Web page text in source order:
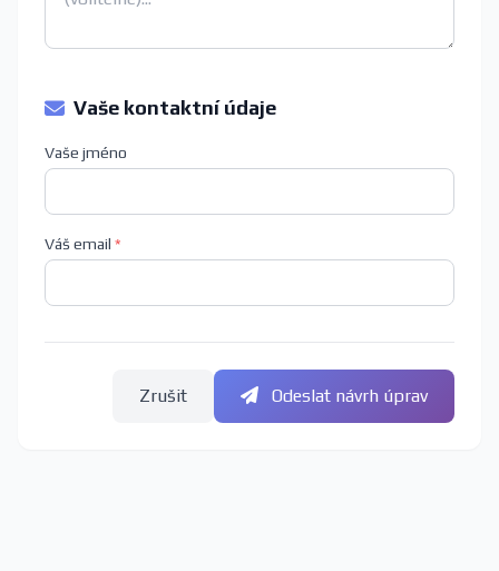
Vaše kontaktní údaje
Vaše jméno
Váš email *
Zrušit Odeslat návrh úprav